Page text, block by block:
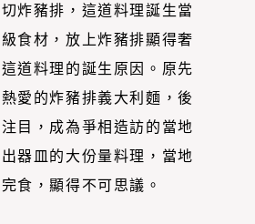
炸豬排，這道料理誕生當
食材，放上炸豬排顯得奢
道料理的誕生原因。原先
愛的炸豬排義大利麵，後
目，成為爭相造訪的當地
器皿的大份量料理，當地
食，顯得不可思議。